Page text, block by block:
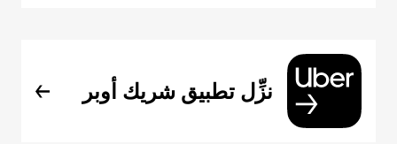
نزِّل تطبيق شريك أوبر